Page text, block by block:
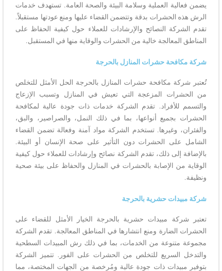
يضمن فعالية العملية وسلامة البيئة والصحة العامة. تستهدف خدمات
الرش هذه الحشرات بدقة وتتضمن القضاء عليها ومنع عودتها مستقبلاً.
تقدم الشركة النصائح والإرشادات للعملاء حول كيفية الحفاظ على
المناطق المعالجة خالية من الحشرات والوقاية منها في المستقبل.
شركة مكافحة حشرات المنازل بالحرجة
تُعتبر شركة مكافحة حشرات المنازل بالحرجة الحل الأمثل للتخلص
من الحشرات المزعجة التي تعيش في المنازل وتسبب الإزعاج
والتسمم للأفراد. تقدم الشركة خدمات ذات جودة عالية لمكافحة
الحشرات بجميع أنواعها، بما في ذلك النمل، والصراصير، والبق،
والفئران، وغيرها. تستخدم الشركة مواد آمنة وفعالة تضمن القضاء
الشامل على الحشرات دون التأثير على صحة الإنسان أو البيئة.
بالإضافة إلى ذلك، تقدم الشركة نصائح وإرشادات للعملاء حول كيفية
الوقاية من الإصابة بالحشرات في المنازل والحفاظ على بيئة صحية
ونظيفة.
شركة مبيدات حشرية بالحرجة
تعتبر شركة مبيدات حشرية بالحرجة الخيار الأمثل للقضاء على
الحشرات الضارة ومنع انتشارها في المناطق المعالجة. تقدم الشركة
مجموعة متنوعة من الخدمات، بما في ذلك رش المبيدات السطحية
والتدخل السريع للتخلص من الحشرات على الفور. تتميز الشركة
بتوفير مبيدات ذات جودة عالية ومُرخصة من الجهات المختصة، مما